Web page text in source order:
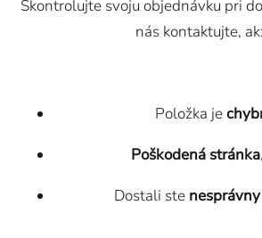
Skontrolujte svoju objednávku pri
nás kontaktujte, ak:
Položka je
Poškodená stránka
Dostali ste